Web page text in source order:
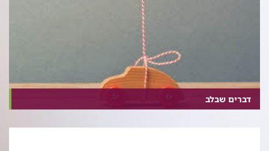
דברים שבלב